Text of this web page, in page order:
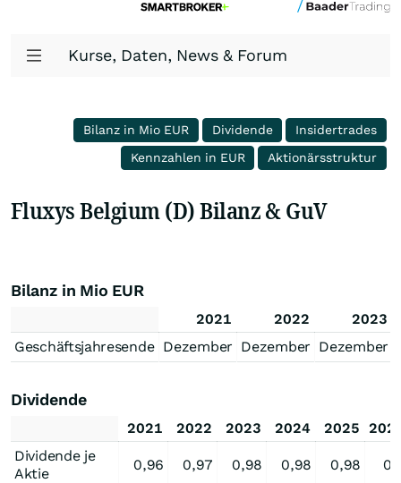
Kurse, Daten, News & Forum
Bilanz in Mio EUR Dividende
Insidertrades
Kennzahlen in EUR
Aktionärsstruktur
Fluxys Belgium (D) Bilanz & GuV
Bilanz in Mio EUR
2021 2022
2023
Geschäftsjahresende Dezember Dezember Dezember
Dividende
2021 2022 2023 2024 2025
Dividende je
Aktie
0,96 0,97 0,98 0,98 0,98